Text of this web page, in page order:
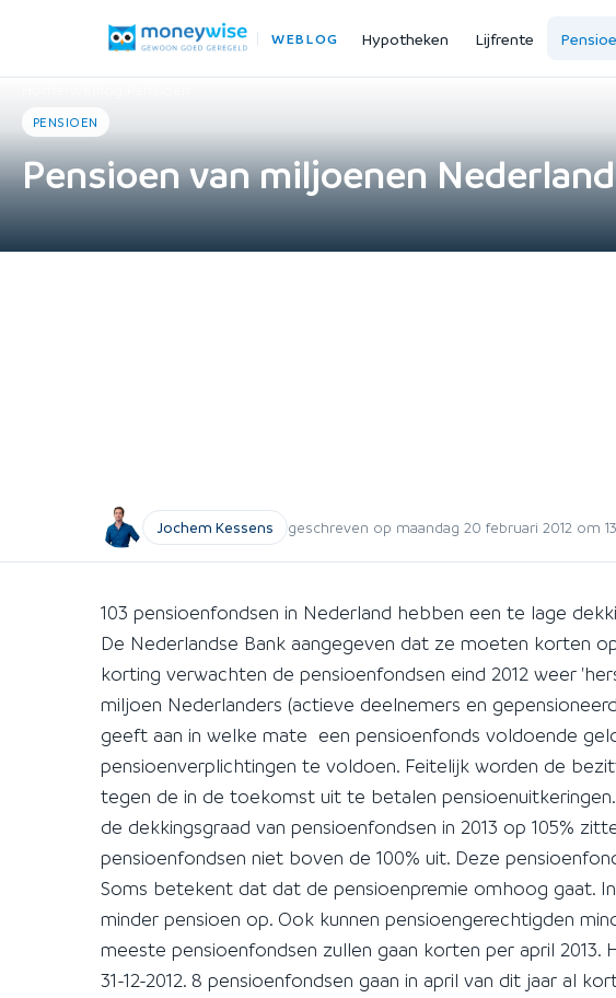
WEBLOG Hypotheken Lijfrente
PENSIOEN
Pensioen van miljoenen
Jochem Kessens geschreven op maandag 20 februari 2012 om
103 pensioenfondsen in Nederland hebben een te lage
De Nederlandse Bank aangegeven dat ze moeten korten
korting verwachten de pensioenfondsen eind 2012 weer
miljoen Nederlanders (actieve deelnemers en
geeft aan in welke mate een pensioenfonds voldoende
pensioenverplichtingen te voldoen. Feitelijk worden de
tegen de in de toekomst uit te betalen
de dekkingsgraad van pensioenfondsen in 2013 op 105%
pensioenfondsen niet boven de 100% uit. Deze
Soms betekent dat dat de pensioenpremie omhoog gaat.
minder pensioen op. Ook kunnen pensioengerechtigden
meeste pensioenfondsen zullen gaan korten per april
31-12-2012. 8 pensioenfondsen gaan in april van dit jaar al